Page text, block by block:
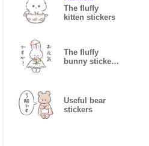
The fluffy
kitten stickers
The fluffy
bunny sticker
Useful bear
stickers